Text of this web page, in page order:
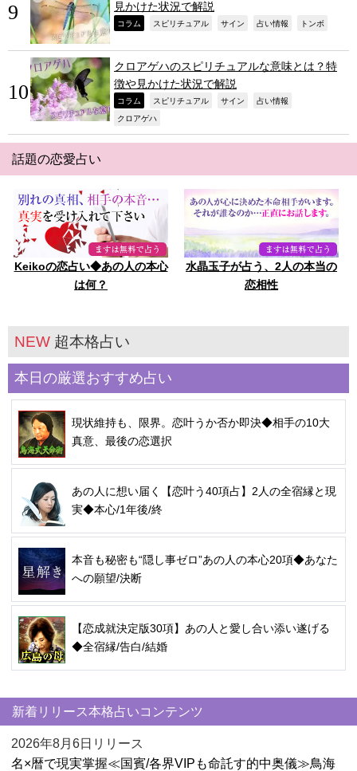
見かけた状況で解説
コラム スピリチュアル サイン 占い情報 トンボ
クロアゲハのスピリチュアルな意味とは？特
徴や見かけた状況で解説
コラム スピリチュアル サイン 占い情報
クロアゲハ
話題の恋愛占い
Keikoの恋占い◆あの人の本心
は何？
水晶玉子が占う、2人の本当の
恋相性
NEW 超本格占い
本日の厳選おすすめ占い
現状維持も、限界。恋叶うか否か即決◆相手の10大
真意、最後の恋選択
あの人に想い届く【恋叶う40項占】2人の全宿縁と現
実◆本心/1年後/終
本音も秘密も“隠し事ゼロ”あの人の本心20項◆あなた
への願望/決断
【恋成就決定版30項】あの人と愛し合い添い遂げる
◆全宿縁/告白/結婚
新着リリース本格占いコンテンツ
2026年8月6日リリース
名×暦で現実掌握≪国賓/各界VIPも命託す的中奥儀≫鳥海